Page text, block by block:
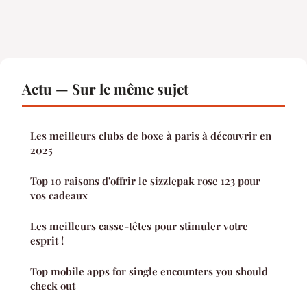
Actu — Sur le même sujet
Les meilleurs clubs de boxe à paris à découvrir en
2025
Top 10 raisons d'offrir le sizzlepak rose 123 pour
vos cadeaux
Les meilleurs casse-têtes pour stimuler votre
esprit !
Top mobile apps for single encounters you should
check out